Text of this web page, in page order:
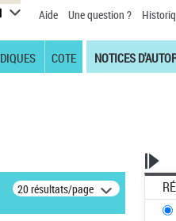
Aide Une question ?
COTE NOTICES
20 résultats/page